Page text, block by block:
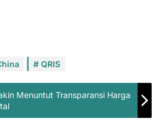
QRIS
Menuntut Transparansi Harga